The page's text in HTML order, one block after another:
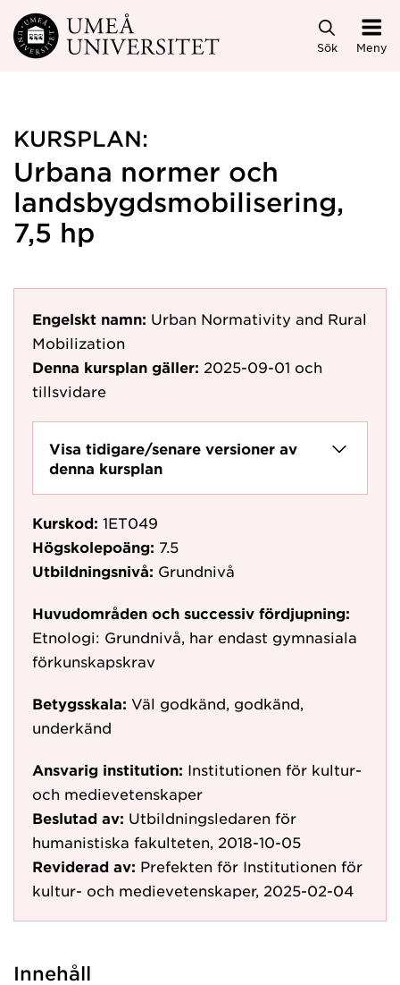
Hoppa direkt till innehållet
Sök Meny
KURSPLAN:
Urbana normer och
landsbygdsmobilisering,
7,5 hp
Engelskt namn: Urban Normativity and Rural
Mobilization
Denna kursplan gäller: 2025-09-01 och
tillsvidare
Visa tidigare/senare versioner av
denna kursplan
Kurskod: 1ET049
Högskolepoäng: 7.5
Utbildningsnivå: Grundnivå
Huvudområden och successiv fördjupning:
Etnologi: Grundnivå, har endast gymnasiala
förkunskapskrav
Betygsskala: Väl godkänd, godkänd,
underkänd
Ansvarig institution: Institutionen för kultur-
och medievetenskaper
Beslutad av: Utbildningsledaren för
humanistiska fakulteten, 2018-10-05
Reviderad av: Prefekten för Institutionen för
kultur- och medievetenskaper, 2025-02-04
Innehåll